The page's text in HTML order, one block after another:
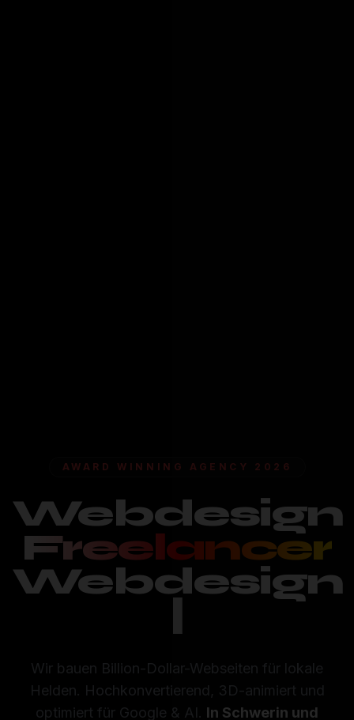
AWARD WINNING AGENCY 2026
Webdesign
Freelancer
Webdesign
Freelancer
Wir bauen Billion-Dollar-Webseiten für lokale
Helden. Hochkonvertierend, 3D-animiert und
optimiert für Google & AI. In Schwerin und